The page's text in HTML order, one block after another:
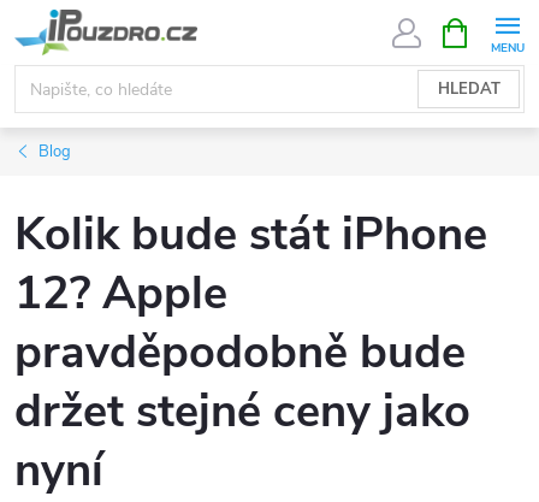
na
obsah
HLEDAT
NÁKUPNÍ
KOŠÍK
Blog
Kolik bude stát iPhone
12? Apple
pravděpodobně bude
držet stejné ceny jako
nyní